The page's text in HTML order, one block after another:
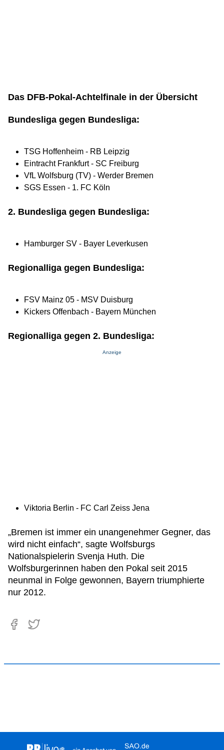
Das DFB-Pokal-Achtelfinale in der Übersicht
Bundesliga gegen Bundesliga:
TSG Hoffenheim - RB Leipzig
Eintracht Frankfurt - SC Freiburg
VfL Wolfsburg (TV) - Werder Bremen
SGS Essen - 1. FC Köln
2. Bundesliga gegen Bundesliga:
Hamburger SV - Bayer Leverkusen
Regionalliga gegen Bundesliga:
FSV Mainz 05 - MSV Duisburg
Kickers Offenbach - Bayern München
Regionalliga gegen 2. Bundesliga:
Anzeige
Viktoria Berlin - FC Carl Zeiss Jena
„Bremen ist immer ein unangenehmer Gegner, das
wird nicht einfach“, sagte Wolfsburgs
Nationalspielerin Svenja Huth. Die
Wolfsburgerinnen haben den Pokal seit 2015
neunmal in Folge gewonnen, Bayern triumphierte
nur 2012.